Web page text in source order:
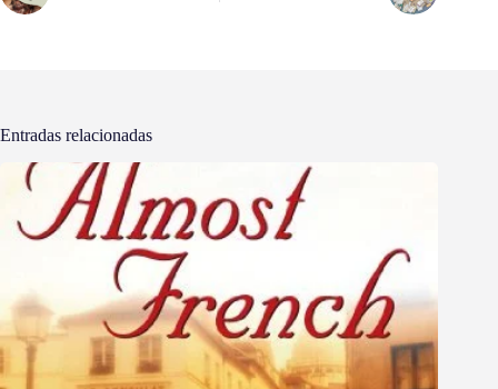
Entradas relacionadas